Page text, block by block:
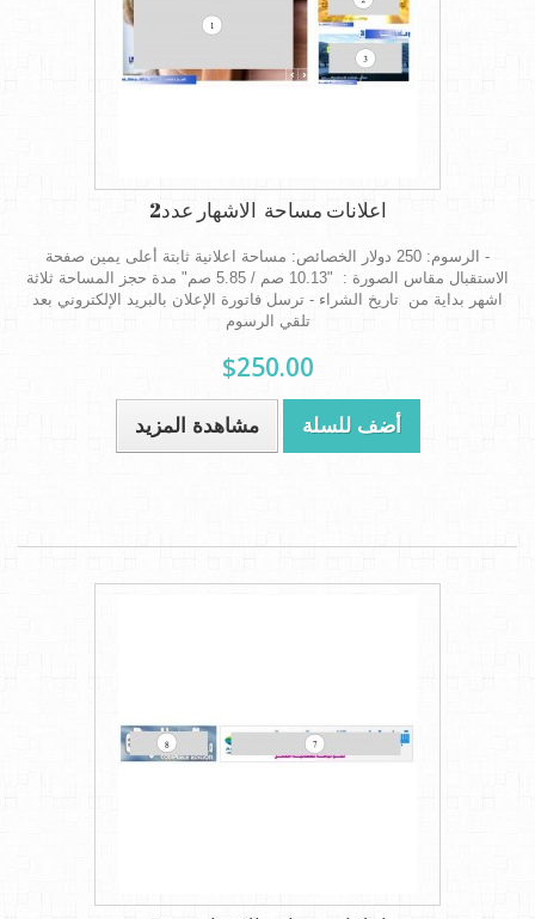
اعلانات مساحة الاشهار عدد2
- الرسوم: 250 دولار الخصائص: مساحة اعلانية ثابتة أعلى يمين صفحة
الاستقبال مقاس الصورة : "10.13 صم / 5.85 صم" مدة حجز المساحة ثلاثة
اشهر بداية من تاريخ الشراء - ترسل فاتورة الإعلان بالبريد الإلكتروني بعد
تلقي الرسوم
$250.00
أضف للسلة مشاهدة المزيد